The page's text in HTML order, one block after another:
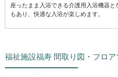
座ったまま入浴できる介護用入浴機器
もあり、快適な入浴が楽しめます。
福祉施設福寿 間取り図・フロア